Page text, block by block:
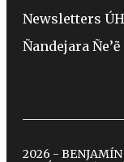
Newsletters ÚH
Ñandejara Ñe’ẽ
2026 -